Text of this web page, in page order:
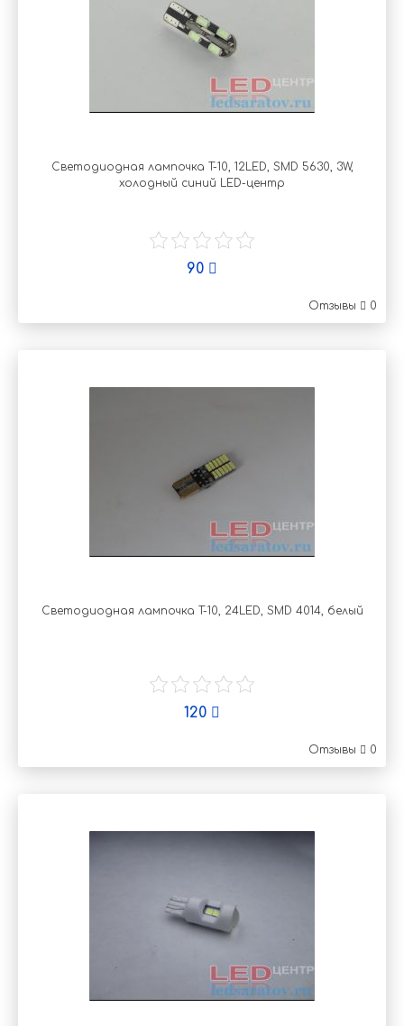
Светодиодная лампочка T-10, 12LED, SMD 5630, 3W,
холодный синий LED-центр
90
Отзывы 0
Светодиодная лампочка T-10, 24LED, SMD 4014, белый
120
Отзывы 0